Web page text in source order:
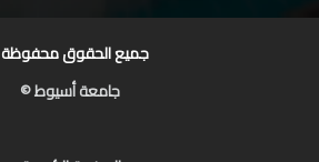
جميع الحقوق محفوظة
جامعة أسيوط ©